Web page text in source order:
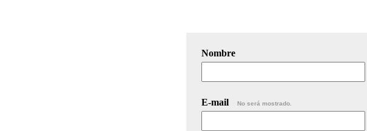
Nombre
E-mail No será mostrado.